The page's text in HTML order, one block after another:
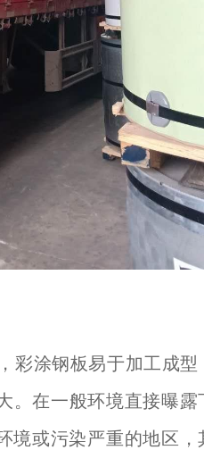
彩涂钢板易于加工成型
。在一般环境直接曝露
境或污染严重的地区，